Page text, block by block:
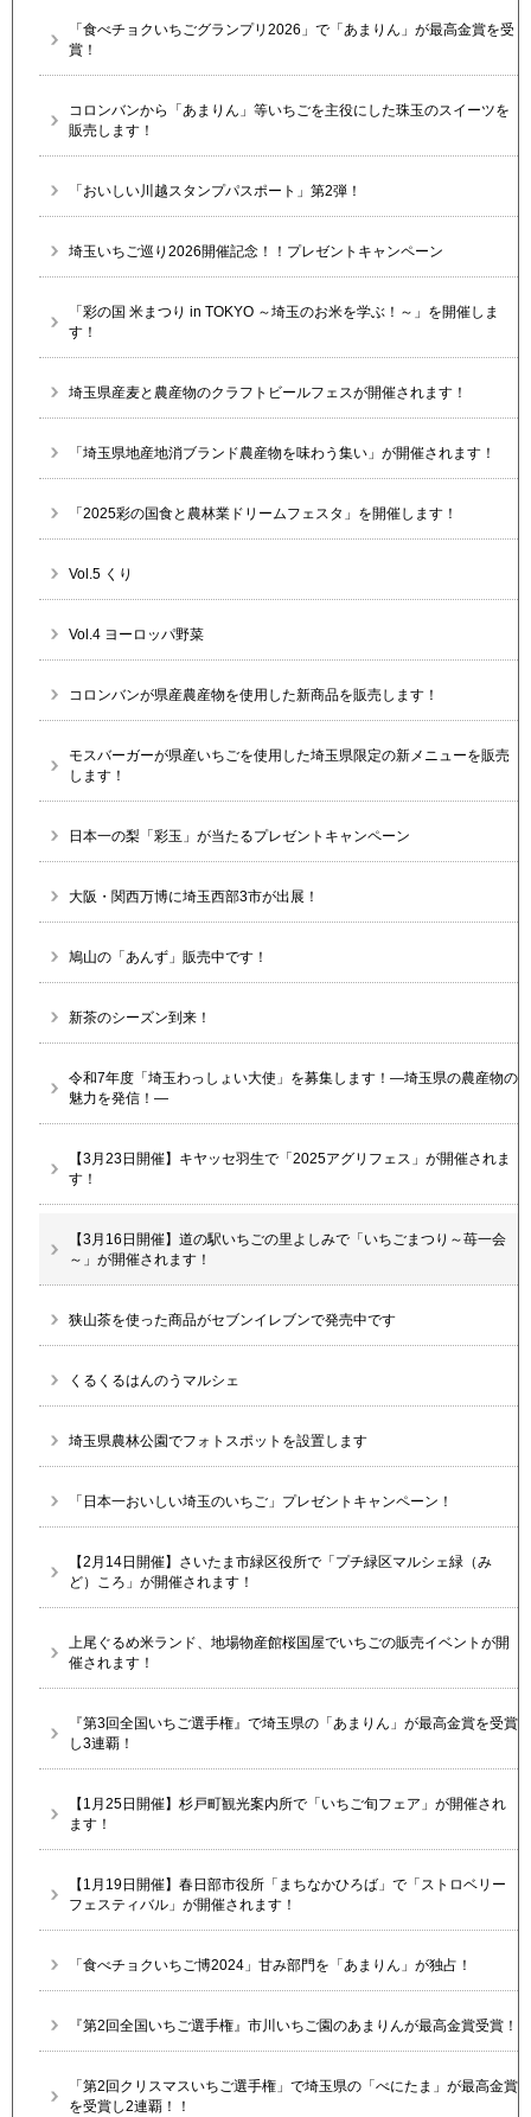
「食べチョクいちごグランプリ2026」で「あまりん」が最高金賞を受
賞！
コロンバンから「あまりん」等いちごを主役にした珠玉のスイーツを
販売します！
「おいしい川越スタンプパスポート」第2弾！
埼玉いちご巡り2026開催記念！！プレゼントキャンペーン
「彩の国 米まつり in TOKYO ～埼玉のお米を学ぶ！～」を開催しま
す！
埼玉県産麦と農産物のクラフトビールフェスが開催されます！
「埼玉県地産地消ブランド農産物を味わう集い」が開催されます！
「2025彩の国食と農林業ドリームフェスタ」を開催します！
Vol.5 くり
Vol.4 ヨーロッパ野菜
コロンバンが県産農産物を使用した新商品を販売します！
モスバーガーが県産いちごを使用した埼玉県限定の新メニューを販売
します！
日本一の梨「彩玉」が当たるプレゼントキャンペーン
大阪・関西万博に埼玉西部3市が出展！
鳩山の「あんず」販売中です！
新茶のシーズン到来！
令和7年度「埼玉わっしょい大使」を募集します！―埼玉県の農産物の
魅力を発信！―
【3月23日開催】キヤッセ羽生で「2025アグリフェス」が開催されま
す！
【3月16日開催】道の駅いちごの里よしみで「いちごまつり～苺一会
～」が開催されます！
狭山茶を使った商品がセブンイレブンで発売中です
くるくるはんのうマルシェ
埼玉県農林公園でフォトスポットを設置します
「日本一おいしい埼玉のいちご」プレゼントキャンペーン！
【2月14日開催】さいたま市緑区役所で「プチ緑区マルシェ緑（み
ど）ころ」が開催されます！
上尾ぐるめ米ランド、地場物産館桜国屋でいちごの販売イベントが開
催されます！
『第3回全国いちご選手権』で埼玉県の「あまりん」が最高金賞を受賞
し3連覇！
【1月25日開催】杉戸町観光案内所で「いちご旬フェア」が開催され
ます！
【1月19日開催】春日部市役所「まちなかひろば」で「ストロベリー
フェスティバル」が開催されます！
「食べチョクいちご博2024」甘み部門を「あまりん」が独占！
『第2回全国いちご選手権』市川いちご園のあまりんが最高金賞受賞！
「第2回クリスマスいちご選手権」で埼玉県の「べにたま」が最高金賞
を受賞し2連覇！！